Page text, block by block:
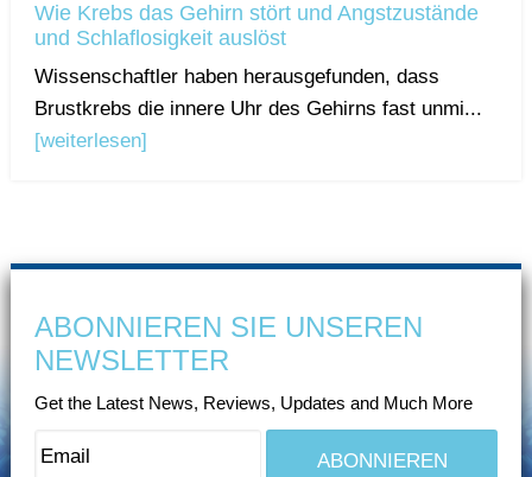
Wie Krebs das Gehirn stört und Angstzustände
und Schlaflosigkeit auslöst
Wissenschaftler haben herausgefunden, dass
Brustkrebs die innere Uhr des Gehirns fast unmi...
[weiterlesen]
ABONNIEREN SIE UNSEREN
NEWSLETTER
Get the Latest News, Reviews, Updates and Much More